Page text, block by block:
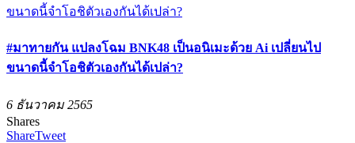
#มาทายกัน แปลงโฉม BNK48 เป็นอนิเมะด้วย Ai เปลี่ยนไป
ขนาดนี้จำโอชิตัวเองกันได้เปล่า?
6 ธันวาคม 2565
Shares
ShareTweet